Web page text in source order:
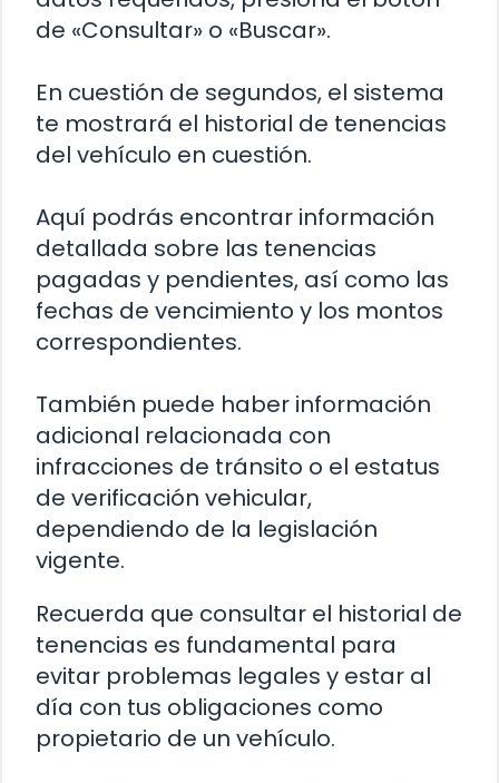
de «Consultar» o «Buscar».
En cuestión de segundos, el sistema
te mostrará el historial de tenencias
del vehículo en cuestión.
Aquí podrás encontrar información
detallada sobre las tenencias
pagadas y pendientes, así como las
fechas de vencimiento y los montos
correspondientes.
También puede haber información
adicional relacionada con
infracciones de tránsito o el estatus
de verificación vehicular,
dependiendo de la legislación
vigente.
Recuerda que consultar el historial de
tenencias es fundamental para
evitar problemas legales y estar al
día con tus obligaciones como
propietario de un vehículo.